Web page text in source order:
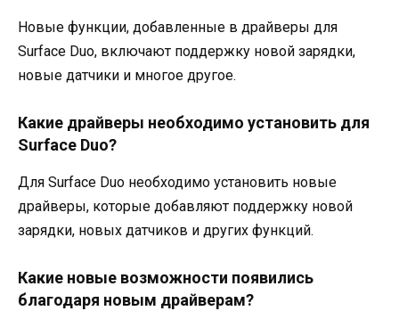
Новые функции, добавленные в драйверы для
Surface Duo, включают поддержку новой зарядки,
новые датчики и многое другое.
Какие драйверы необходимо установить для
Surface Duo?
Для Surface Duo необходимо установить новые
драйверы, которые добавляют поддержку новой
зарядки, новых датчиков и других функций.
Какие новые возможности появились
благодаря новым драйверам?